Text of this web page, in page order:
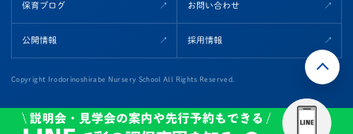
保育ブログ お問い合わせ
公開情報 採用情報
Copyright Irodorinoshirabe Nursery School All Rights Reserved.